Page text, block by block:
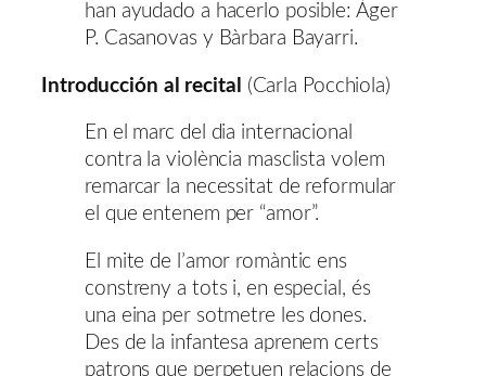
han ayudado a hacerlo posible: Àger
P. Casanovas y Bàrbara Bayarri.
Introducción al recital (Carla Pocchiola)
En el marc del dia internacional
contra la violència masclista volem
remarcar la necessitat de reformular
el que entenem per “amor”.
El mite de l’amor romàntic ens
constreny a tots i, en especial, és
una eina per sotmetre les dones.
Des de la infantesa aprenem certs
patrons que perpetuen relacions de